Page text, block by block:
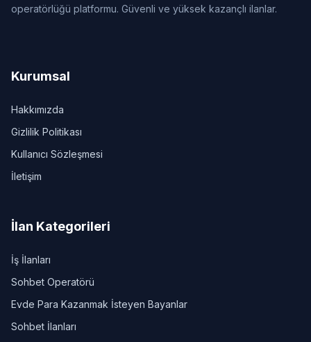
operatörlüğü platformu. Güvenli ve yüksek kazançlı ilanlar.
Kurumsal
Hakkımızda
Gizlilik Politikası
Kullanıcı Sözleşmesi
İletişim
İlan Kategorileri
İş İlanları
Sohbet Operatörü
Evde Para Kazanmak İsteyen Bayanlar
Sohbet İlanları